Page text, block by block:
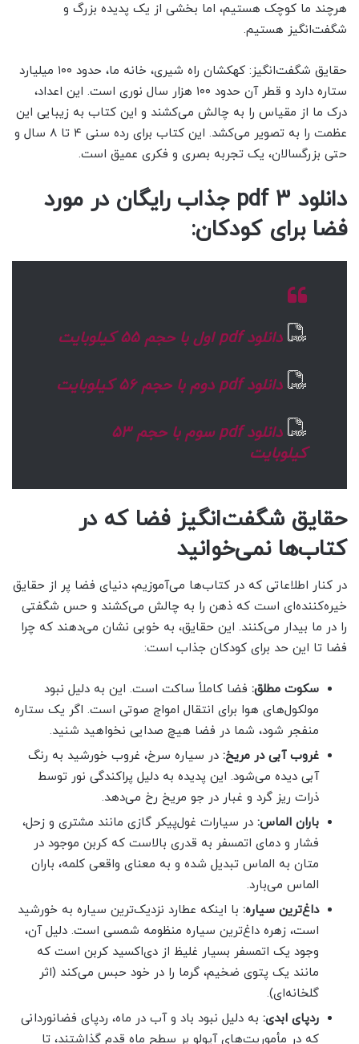
هرچند ما کوچک هستیم، اما بخشی از یک پدیده بزرگ و
شگفت‌انگیز هستیم.
حقایق شگفت‌انگیز: کهکشان راه شیری، خانه ما، حدود ۱۰۰ میلیارد
ستاره دارد و قطر آن حدود ۱۰۰ هزار سال نوری است. این اعداد،
درک ما از مقیاس را به چالش می‌کشند و این کتاب به زیبایی این
عظمت را به تصویر می‌کشد. این کتاب برای رده سنی ۴ تا ۸ سال و
حتی بزرگسالان، یک تجربه بصری و فکری عمیق است.
دانلود 3 pdf جذاب رایگان در مورد
فضا برای کودکان:
دانلود pdf اول با حجم 55 کیلوبایت
دانلود pdf دوم با حجم 56 کیلوبایت
دانلود pdf سوم با حجم 53
کیلوبایت
حقایق شگفت‌انگیز فضا که در
کتاب‌ها نمی‌خوانید
در کنار اطلاعاتی که در کتاب‌ها می‌آموزیم، دنیای فضا پر از حقایق
خیره‌کننده‌ای است که ذهن را به چالش می‌کشند و حس شگفتی
را در ما بیدار می‌کنند. این حقایق، به خوبی نشان می‌دهند که چرا
فضا تا این حد برای کودکان جذاب است:
سکوت مطلق: فضا کاملاً ساکت است. این به دلیل نبود
مولکول‌های هوا برای انتقال امواج صوتی است. اگر یک ستاره
منفجر شود، شما در فضا هیچ صدایی نخواهید شنید.
غروب آبی در مریخ: در سیاره سرخ، غروب خورشید به رنگ
آبی دیده می‌شود. این پدیده به دلیل پراکندگی نور توسط
ذرات ریز گرد و غبار در جو مریخ رخ می‌دهد.
باران الماس: در سیارات غول‌پیکر گازی مانند مشتری و زحل،
فشار و دمای اتمسفر به قدری بالاست که کربن موجود در
متان به الماس تبدیل شده و به معنای واقعی کلمه، باران
الماس می‌بارد.
داغ‌ترین سیاره: با اینکه عطارد نزدیک‌ترین سیاره به خورشید
است، زهره داغ‌ترین سیاره منظومه شمسی است. دلیل آن،
وجود یک اتمسفر بسیار غلیظ از دی‌اکسید کربن است که
مانند یک پتوی ضخیم، گرما را در خود حبس می‌کند (اثر
گلخانه‌ای).
ردپای ابدی: به دلیل نبود باد و آب در ماه، ردپای فضانوردانی
که در مأموریت‌های آپولو بر سطح ماه قدم گذاشتند، تا